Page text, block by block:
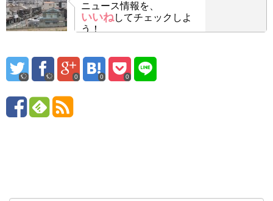
ニュース情報を、
いいねしてチェックしよ
う！
0 0 0